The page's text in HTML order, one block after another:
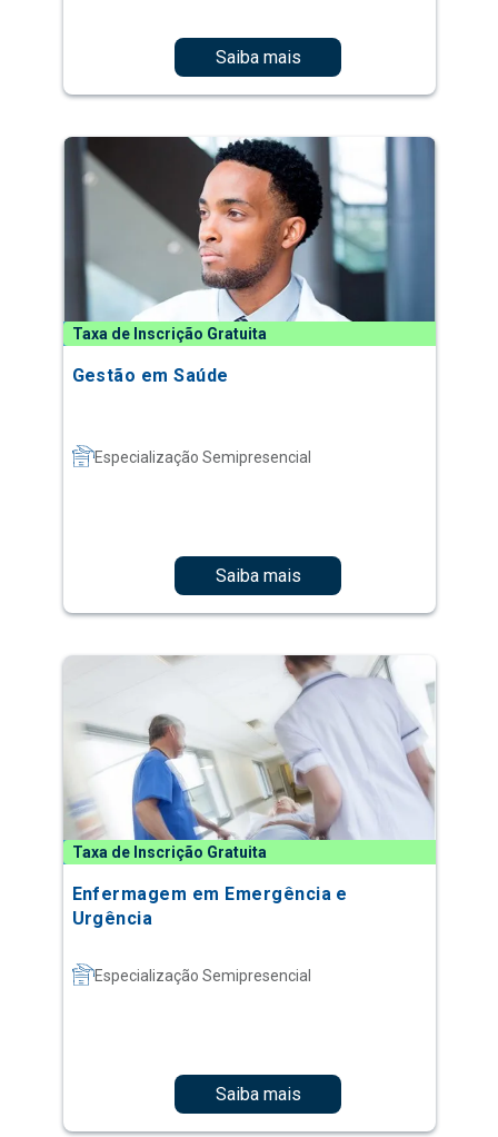
Saiba mais
Taxa de Inscrição Gratuita
Gestão em Saúde
Especialização Semipresencial
Saiba mais
Taxa de Inscrição Gratuita
Enfermagem em Emergência e
Urgência
Especialização Semipresencial
Saiba mais